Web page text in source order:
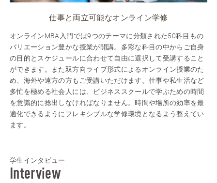
仕事と両立可能なオンライン学修
オンラインMBA入門では9つのテーマに分類された50科目もの
バリエーション豊かな授業が開講。多彩な科目の中からご自身
の目的とスケジュールに合わせて自由に選択して受講すること
ができます。また双方向ライブ形式によるオンライン授業のた
め、海外や遠方の方もご受講いただけます。仕事や私生活など
多忙を極める社会人には、ビジネススクールで学ぶための時間
を意識的に捻出しなければなりません。時間や場所の効率を最
適化できるようにフレキシブルな学修環境となるよう整えてい
ます。
学生インタビュー
Interview